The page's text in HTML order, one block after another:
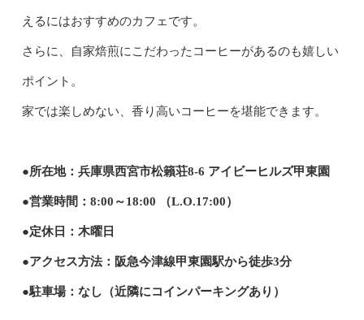
えるにはおすすめのカフェです。
さらに、自家焙煎にこだわったコーヒーがあるのも嬉しい
ポイント。
家では楽しめない、香り高いコーヒーを堪能できます。
●所在地：兵庫県西宮市松籟荘8-6 アイビーヒルズ甲東園
●営業時間：8:00～18:00 （L.O.17:00）
●定休日：木曜日
●アクセス方法：阪急今津線甲東園駅から徒歩3分
●駐車場：なし（近隣にコインパーキングあり）